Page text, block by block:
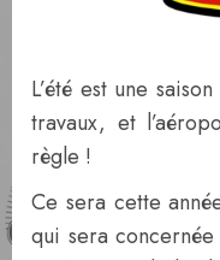
L’été est une
travaux, et
règle !
Ce sera cette
qui sera